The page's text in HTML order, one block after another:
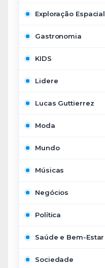
Exploração Espacial
Gastronomia
KIDS
Lidere
Lucas Guttierrez
Moda
Mundo
Músicas
Negócios
Política
Saúde e Bem-Estar
Sociedade